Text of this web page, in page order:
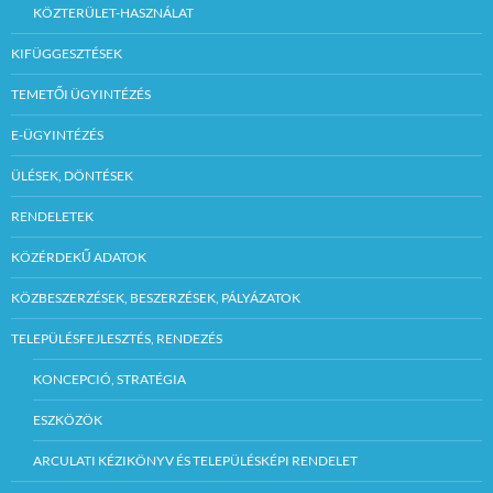
befizeti és a befizetés
tényét az árverésen
igazolja, valamint
hitelt érdemlően
igazolja a vételár
fedezetének
meglétét. is.
– A biztosíték
összegét a felek
esetén a vételárba
beszámítják.
visszajár az árverés
visszavonásától, és
nem nyert
ajánlattevő esetén az
árverésen való
eredményhirdetését
ől számított 15
napon belül.
– Nem jár vissza
biztosíték, ha az
KÖZTERÜLET-HASZNÁLAT
KIFÜGGESZTÉSEK
TEMETŐI ÜGYINTÉZÉS
E-ÜGYINTÉZÉS
ÜLÉSEK, DÖNTÉSEK
RENDELETEK
KÖZÉRDEKŰ ADATOK
KÖZBESZERZÉSEK, BESZERZÉSEK, PÁLYÁZATOK
TELEPÜLÉSFEJLESZTÉS, RENDEZÉS
KONCEPCIÓ, STRATÉGIA
ESZKÖZÖK
ARCULATI KÉZIKÖNYV ÉS TELEPÜLÉSKÉPI RENDELET